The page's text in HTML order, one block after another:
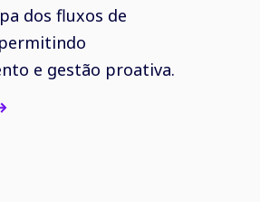
dos fluxos de
e gestão proativa.